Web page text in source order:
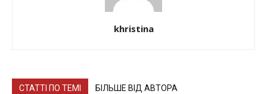
khristina
СТАТТІ ПО ТЕМІ БІЛЬШЕ ВІД АВТОРА